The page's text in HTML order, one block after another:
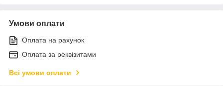
Умови оплати
Оплата на рахунок
Оплата за реквізитами
Всі умови оплати